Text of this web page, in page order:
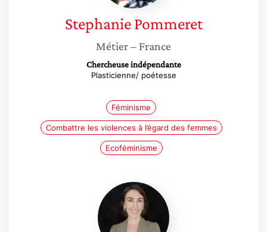
Stephanie Pommeret
Métier– France
Chercheuse indépendante
Plasticienne/ poétesse
Féminisme
Combattre les violences à l’égard des femmes
Ecoféminisme
Mélina
Huet